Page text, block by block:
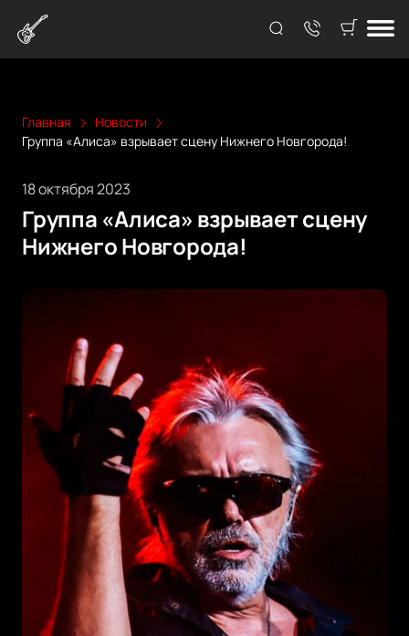
Главная
Новости
Группа «Алиса» взрывает сцену Нижнего Новгорода!
18 октября 2023
Группа «Алиса» взрывает сцену
Нижнего Новгорода!